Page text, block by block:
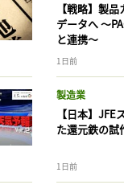
【戦略】製
データへ 〜
と連携〜
1日前
製造業
【日本】
た還元鉄の試
1日前